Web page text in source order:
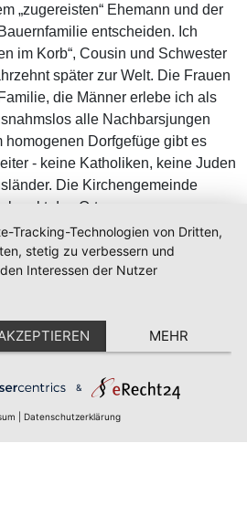
„zugereisten“ Ehemann und der
entscheiden. Ich
im Korb“, Cousin und Schwester
später zur Welt. Die Frauen
die Männer erlebe ich als
alle Nachbarsjungen
homogenen Dorfgefüge gibt es
- keine Katholiken, keine Juden
Die Kirchengemeinde
des Ortes.
Frau Mayer in der Grundschule
Ich habe mich immer
Tracking-Technologien von Dritten,
stetig zu verbessern und
Interessen der Nutzer
MEHR
&
Datenschutzerklärung